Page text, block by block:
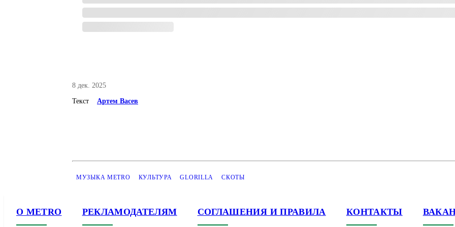
8 дек. 2025
Текст Артем Васев
МУЗЫКА METRO КУЛЬТУРА GLORILLA СКОТЫ
О METRO РЕКЛАМОДАТЕЛЯМ СОГЛАШЕНИЯ И ПРАВИЛА КОНТАКТЫ